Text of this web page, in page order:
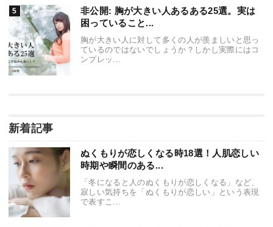
非公開: 胸が大きい人あるある25選。実は
困っていること...
胸が大きい人に対して多くの人が羨ましいと思っ
ているのではないでしょうか？しかし実際にはコ
ンプレッ...
新着記事
ぬくもりが恋しくなる時18選！人肌恋しい
時期や瞬間のある...
「冬になると人のぬくもりが恋しくなる」など、
寂しい気持ちを「ぬくもりが恋しい」という表現
で表すこ...